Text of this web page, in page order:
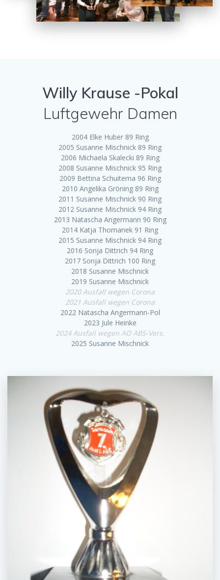
Willy Krause -Pokal
Luftgewehr Damen
2004 Elke Huber 89 Ring
2005 Susanne Mischnick 89 Ring
2006 Michaela Skalecki 89 Ring
2008 Susanne Mischnick 95 Ring
2009 Bettina Schuitema 96 Ring
2010 Angelika Gröning 89 Ring
2011 Susanne Mischnick 90 Ring
2012 Susanne Mischnick 94 Ring
2013 Natascha Angermann 90 Ring
2014 Katja Thomanek 91 Ring
2015 Susanne Mischnick 94 Ring
2016 Sonja Dittrich 94 Ring
2017 Sonja Dittrich 100 Ring
2018 Susanne Mischnick
2019 Susanne Mischnick
2020 Ausfall wegen Corona
2021 Ausfall wegen Corona
2022 Natascha Angermann-Pol
2023 Jule Heinke
2024 Ausfall wegen AO ABS-Vers.
2025 Susanne Mischnick